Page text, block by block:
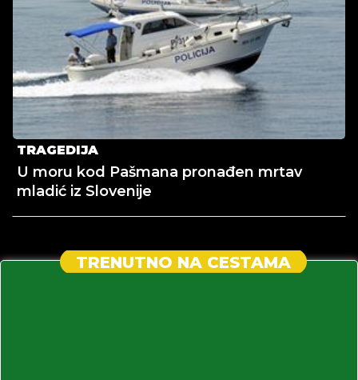
TRAGEDIJA
U moru kod Pašmana pronađen mrtav
mladić iz Slovenije
TRENUTNO NA CESTAMA